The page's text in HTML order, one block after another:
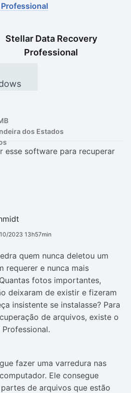
Ver mais
Ver mais
Stellar Data Recovery
Professional
esse software para recuperar
2023 13h57min
quem nunca deletou um
requerer e nunca mais
fotos importantes,
deixaram de existir e fizeram
insistente se instalasse? Para
de arquivos, existe o
fazer uma varredura nas
Ele consegue
de arquivos que estão